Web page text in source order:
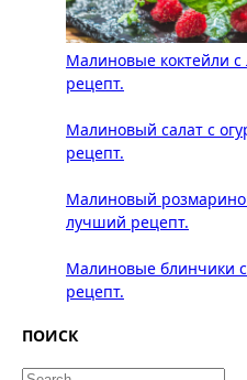
Малиновые коктейли
рецепт.
Малиновый салат с
рецепт.
Малиновый
лучший рецепт.
Малиновые блинчики
рецепт.
ПОИСК